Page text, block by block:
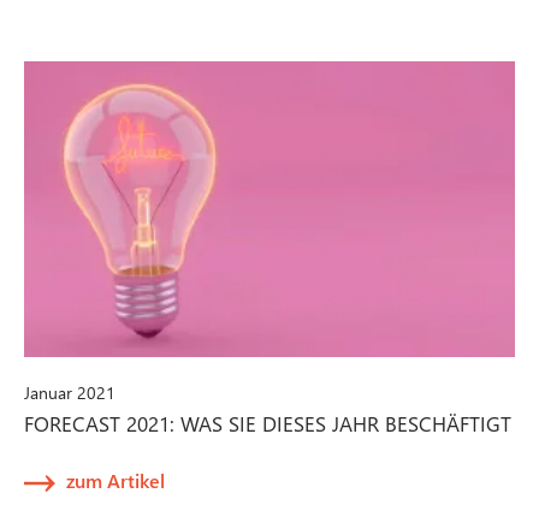
Januar 2021
FORECAST 2021: WAS SIE DIESES JAHR BESCHÄFTIGT
zum Artikel